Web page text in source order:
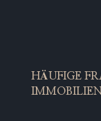
HÄUFIGE